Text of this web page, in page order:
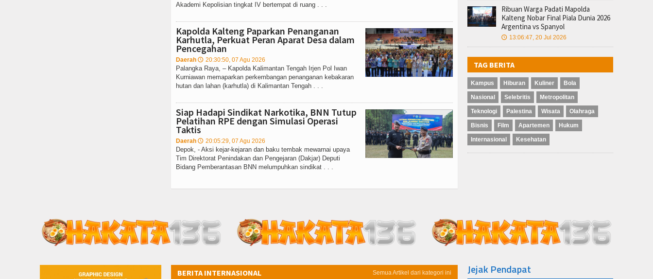
Akademi Kepolisian tingkat IV bertempat di ruang . . .
Kapolda Kalteng Paparkan Penanganan
Karhutla, Perkuat Peran Aparat Desa dalam
Pencegahan
Daerah 🕔 20:30:50, 07 Agu 2026
Palangka Raya, – Kapolda Kalimantan Tengah Irjen Pol Iwan
Kurniawan memaparkan perkembangan penanganan kebakaran
hutan dan lahan (karhutla) di Kalimantan Tengah . . .
Siap Hadapi Sindikat Narkotika, BNN Tutup
Pelatihan RPE dengan Simulasi Operasi
Taktis
Daerah 🕔 20:05:29, 07 Agu 2026
Depok, - Aksi kejar-kejaran dan baku tembak mewarnai upaya
Tim Direktorat Penindakan dan Pengejaran (Dakjar) Deputi
Bidang Pemberantasan BNN melumpuhkan sindikat . . .
Ribuan Warga Padati Mapolda
Kalteng Nobar Final Piala Dunia 2026
Argentina vs Spanyol
🕔 13:06:47, 20 Jul 2026
TAG BERITA
Kampus Hiburan Kuliner Bola
Nasional Selebritis Metropolitan
Teknologi Palestina Wisata Olahraga
Bisnis Film Apartemen Hukum
Internasional Kesehatan
Semua Artikel dari kategori ini
BERITA INTERNASIONAL Jejak Pendapat